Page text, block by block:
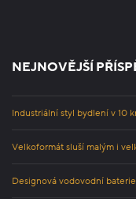
NEJNOVĚJŠÍ
Industriální styl bydlení v 10
Velkoformát sluší malým i
Designová vodovodní